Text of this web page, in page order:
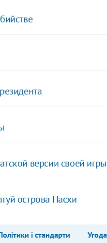
версии своей игры
острова Пасхи
і стандарти